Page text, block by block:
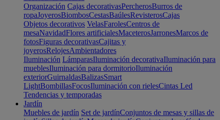
Organización Cajas decorativasPercherosBurros de
ropaJoyerosBiombosCestasBaúlesRevisterosCajas
Objetos decorativos VelasFarolesCentros de
mesaNavidadFlores artificialesMaceterosJarronesMarcos de
fotosFiguras decorativasCajitas y
joyerosRelojesAmbientadores
Iluminación LámparasIluminación decorativaIluminación para
mueblesIluminación para dormitorioIluminación
exteriorGuirnaldasBalizasSmart
LightBombillasFocosIluminación con rielesCintas Led
Tendencias y temporadas
Jardín
Muebles de jardín Set de jardínConjuntos de mesas y sillas de